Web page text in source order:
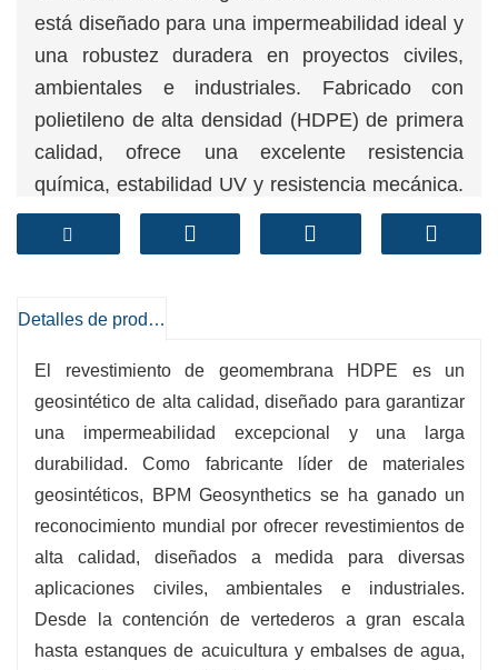
está diseñado para una impermeabilidad ideal y
una robustez duradera en proyectos civiles,
ambientales e industriales. Fabricado con
polietileno de alta densidad (HDPE) de primera
calidad, ofrece una excelente resistencia
química, estabilidad UV y resistencia mecánica.
Desde vertederos y minería hasta acuicultura y
contención de agua, los revestimientos BPM
sostenible.
por cien virgen para mayor resistencia,
flexibilidad e impermeabilidad.
Larga vida útil– Resistente a los rayos UV y a
los productos químicos, con una duración de
más de 30 años.
Rentable– Fácil de instalar, bajo
mantenimiento, menores costos de ciclo de
vida.
– Liso o texturizado, más de
Detalles de producto
El revestimiento de geomembrana HDPE es un
geosintético de alta calidad, diseñado para garantizar
una impermeabilidad excepcional y una larga
durabilidad. Como fabricante líder de materiales
geosintéticos, BPM Geosynthetics se ha ganado un
reconocimiento mundial por ofrecer revestimientos de
alta calidad, diseñados a medida para diversas
aplicaciones civiles, ambientales e industriales.
Desde la contención de vertederos a gran escala
hasta estanques de acuicultura y embalses de agua,